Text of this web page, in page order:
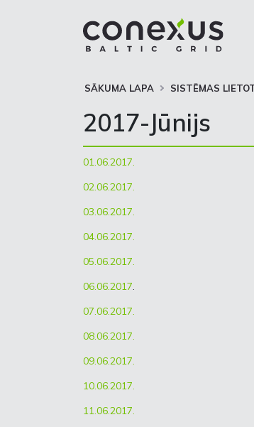
SĀKUMA LAPA SISTĒMAS
2017-Jūnijs
01.06.2017.
02.06.2017.
03.06.2017.
04.06.2017.
05.06.2017.
06.06.2017.
07.06.2017.
08.06.2017.
09.06.2017.
10.06.2017.
11.06.2017.